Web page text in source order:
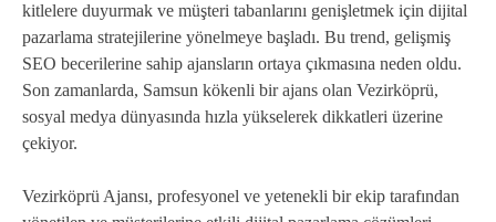
kitlelere duyurmak ve müşteri tabanlarını genişletmek için dijital
pazarlama stratejilerine yönelmeye başladı. Bu trend, gelişmiş
SEO becerilerine sahip ajansların ortaya çıkmasına neden oldu.
Son zamanlarda, Samsun kökenli bir ajans olan Vezirköprü,
sosyal medya dünyasında hızla yükselerek dikkatleri üzerine
çekiyor.
Vezirköprü Ajansı, profesyonel ve yetenekli bir ekip tarafından